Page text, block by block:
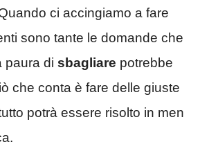
ci accingiamo a fare
sono tante le domande che
paura di sbagliare potrebbe
che conta è fare delle giuste
potrà essere risolto in men